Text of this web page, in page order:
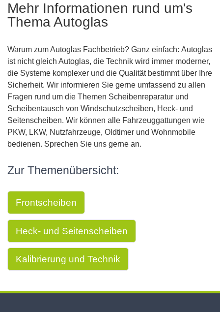
Mehr Informationen rund um's
Thema Autoglas
Warum zum Autoglas Fachbetrieb? Ganz einfach: Autoglas
ist nicht gleich Autoglas, die Technik wird immer moderner,
die Systeme komplexer und die Qualität bestimmt über Ihre
Sicherheit. Wir informieren Sie gerne umfassend zu allen
Fragen rund um die Themen Scheibenreparatur und
Scheibentausch von Windschutzscheiben, Heck- und
Seitenscheiben. Wir können alle Fahrzeuggattungen wie
PKW, LKW, Nutzfahrzeuge, Oldtimer und Wohnmobile
bedienen. Sprechen Sie uns gerne an.
Zur Themenübersicht:
Frontscheiben
Heck- und Seitenscheiben
Kalibrierung und Technik